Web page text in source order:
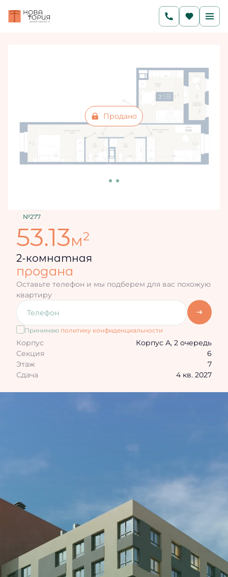
2-комнатная Цена по запросу
Ипотекаот 30 605 руб./мес.
Продано
№277
53.13м2
2-комнатная
продана
Оставьте телефон и мы подберем для вас похожую
квартиру
Принимаю политику конфиденциальности
Корпус
Корпус А, 2 очередь
Секция
6
Этаж
7
Сдача
4 кв. 2027